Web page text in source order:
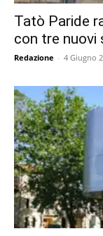
Tatò Paride
con tre nuovi
Redazione - 4 Giugno